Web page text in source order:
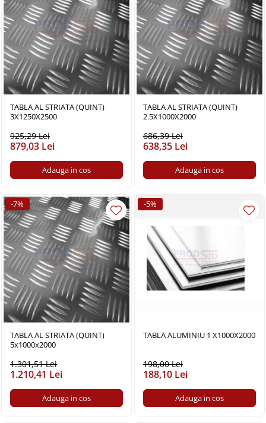
TABLA AL STRIATA (QUINT)
3X1250X2500
925,29 Lei
879,03 Lei
Adauga in cos
TABLA AL STRIATA (QUINT)
2.5X1000X2000
686,39 Lei
638,35 Lei
Adauga in cos
-7%
TABLA AL STRIATA (QUINT)
5x1000x2000
1.301,51 Lei
1.210,41 Lei
Adauga in cos
-5%
TABLA ALUMINIU 1 X1000X2000
198,00 Lei
188,10 Lei
Adauga in cos